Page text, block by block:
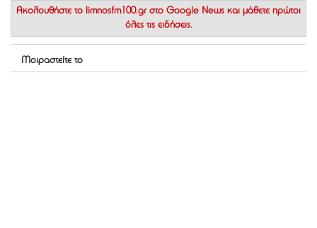
Ακολουθήστε το limnosfm100.gr στο Google News και μάθετε πρώτοι
όλες τις ειδήσεις.
Μοιραστείτε το